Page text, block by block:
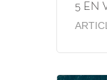
5 EN